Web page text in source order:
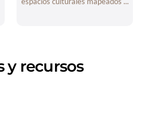
y recursos